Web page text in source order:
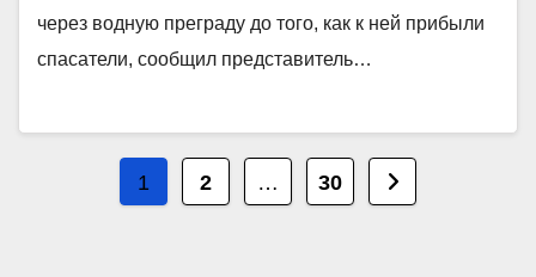
через водную преграду до того, как к ней прибыли
спасатели, сообщил представитель…
Пагинация
1 2 … 30